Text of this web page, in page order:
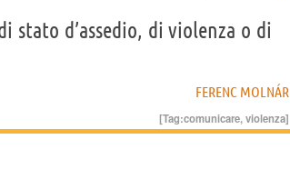
stato d’assedio, di violenza o di
FERENC MOLNÁR
[Tag:comunicare,violenza]